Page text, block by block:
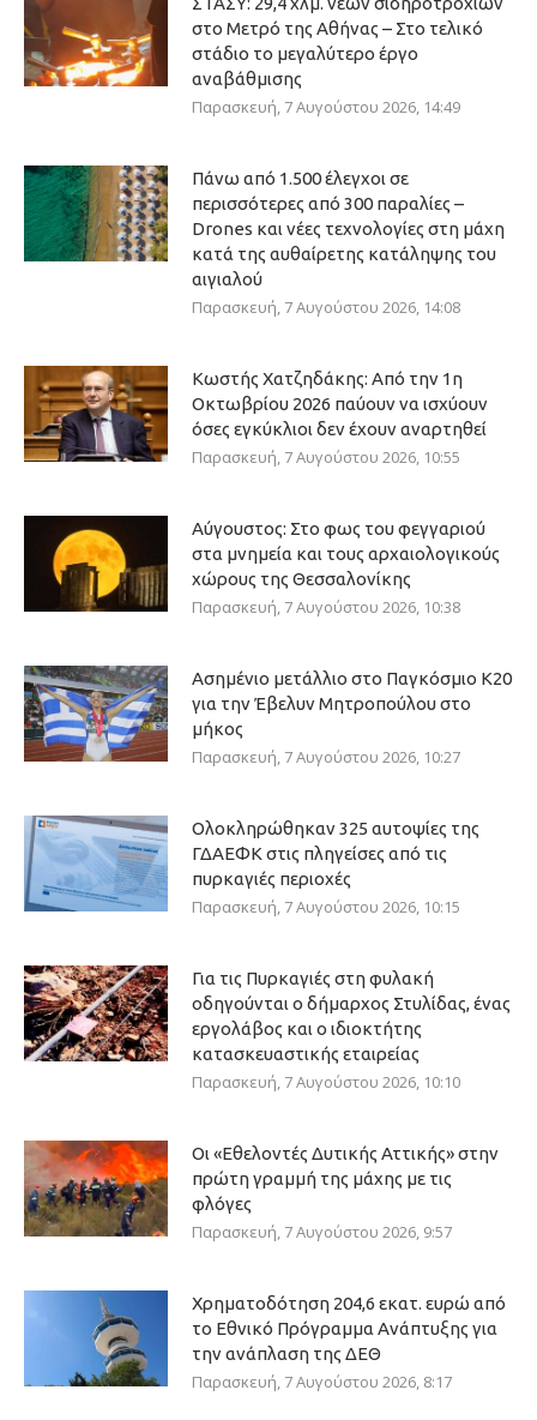
στο Μετρό της Αθήνας – Στο τελικό
στάδιο το μεγαλύτερο έργο
αναβάθμισης
Παρασκευή, 7 Αυγούστου 2026, 14:49
Πάνω από 1.500 έλεγχοι σε
περισσότερες από 300 παραλίες –
Drones και νέες τεχνολογίες στη μάχη
κατά της αυθαίρετης κατάληψης του
αιγιαλού
Παρασκευή, 7 Αυγούστου 2026, 14:08
Κωστής Χατζηδάκης: Από την 1η
Οκτωβρίου 2026 παύουν να ισχύουν
όσες εγκύκλιοι δεν έχουν αναρτηθεί
Παρασκευή, 7 Αυγούστου 2026, 10:55
Αύγουστος: Στο φως του φεγγαριού
στα μνημεία και τους αρχαιολογικούς
χώρους της Θεσσαλονίκης
Παρασκευή, 7 Αυγούστου 2026, 10:38
Ασημένιο μετάλλιο στο Παγκόσμιο Κ20
για την Έβελυν Μητροπούλου στο
μήκος
Παρασκευή, 7 Αυγούστου 2026, 10:27
Ολοκληρώθηκαν 325 αυτοψίες της
ΓΔΑΕΦΚ στις πληγείσες από τις
πυρκαγιές περιοχές
Παρασκευή, 7 Αυγούστου 2026, 10:15
Για τις Πυρκαγιές στη φυλακή
οδηγούνται ο δήμαρχος Στυλίδας, ένας
εργολάβος και ο ιδιοκτήτης
κατασκευαστικής εταιρείας
Παρασκευή, 7 Αυγούστου 2026, 10:10
Οι «Εθελοντές Δυτικής Αττικής» στην
πρώτη γραμμή της μάχης με τις
φλόγες
Παρασκευή, 7 Αυγούστου 2026, 9:57
Χρηματοδότηση 204,6 εκατ. ευρώ από
το Εθνικό Πρόγραμμα Ανάπτυξης για
την ανάπλαση της ΔΕΘ
Παρασκευή, 7 Αυγούστου 2026, 8:17